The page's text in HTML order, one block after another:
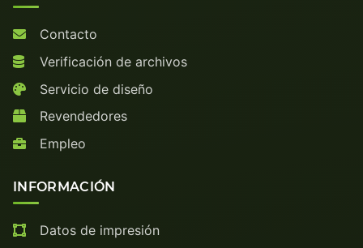
Contacto
Verificación de archivos
Servicio de diseño
Revendedores
Empleo
INFORMACIÓN
Datos de impresión